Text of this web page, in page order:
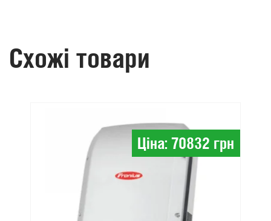
Схожі товари
Ціна: 70832 грн